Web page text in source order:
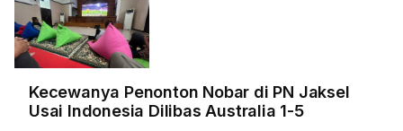
Kecewanya Penonton Nobar di PN Jaksel
Usai Indonesia Dilibas Australia 1-5